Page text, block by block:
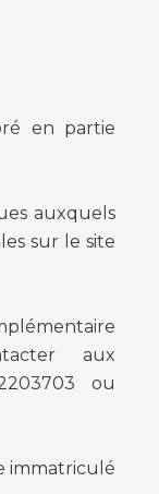
en partie
auxquels
sur le site
aux
ou
immatriculé